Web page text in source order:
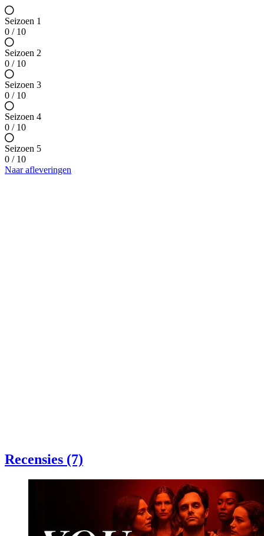
Seizoen 1
0 / 10
Seizoen 2
0 / 10
Seizoen 3
0 / 10
Seizoen 4
0 / 10
Seizoen 5
0 / 10
Naar afleveringen
Recensies (7)